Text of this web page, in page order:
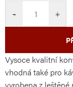
+
−
Vysoce kvalitní
vhodná také pro